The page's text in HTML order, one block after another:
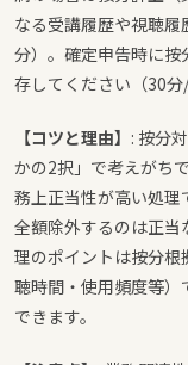
なる受講履歴や視聴
分）。確定申告時に
存してください（30分/
【コツと理由】 : 按分
かの2択」で考えがち
務上正当性が高い処理
全額除外するのは正当
理のポイントは按分
聴時間・使用頻度等
できます。